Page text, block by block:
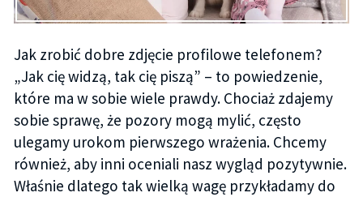
Jak zrobić dobre zdjęcie profilowe telefonem?
„Jak cię widzą, tak cię piszą” – to powiedzenie,
które ma w sobie wiele prawdy. Chociaż zdajemy
sobie sprawę, że pozory mogą mylić, często
ulegamy urokom pierwszego wrażenia. Chcemy
również, aby inni oceniali nasz wygląd pozytywnie.
Właśnie dlatego tak wielką wagę przykładamy do